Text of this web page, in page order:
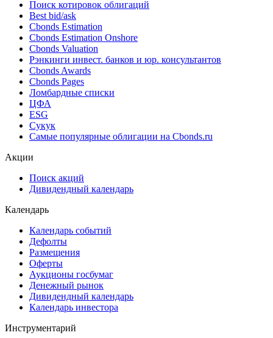
Поиск котировок облигаций
Best bid/ask
Cbonds Estimation
Cbonds Estimation Onshore
Cbonds Valuation
Рэнкинги инвест. банков и юр. консультантов
Cbonds Awards
Cbonds Pages
Ломбардные списки
ЦФА
ESG
Сукук
Самые популярные облигации на Cbonds.ru
Акции
Поиск акций
Дивидендный календарь
Календарь
Календарь событий
Дефолты
Размещения
Оферты
Аукционы госбумаг
Денежный рынок
Дивидендный календарь
Календарь инвестора
Инструментарий